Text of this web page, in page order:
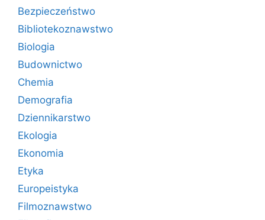
Bezpieczeństwo
Bibliotekoznawstwo
Biologia
Budownictwo
Chemia
Demografia
Dziennikarstwo
Ekologia
Ekonomia
Etyka
Europeistyka
Filmoznawstwo